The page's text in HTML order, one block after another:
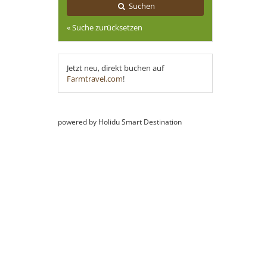
Suchen
« Suche zurücksetzen
Jetzt neu, direkt buchen auf
Farmtravel.com!
powered by Holidu Smart Destination